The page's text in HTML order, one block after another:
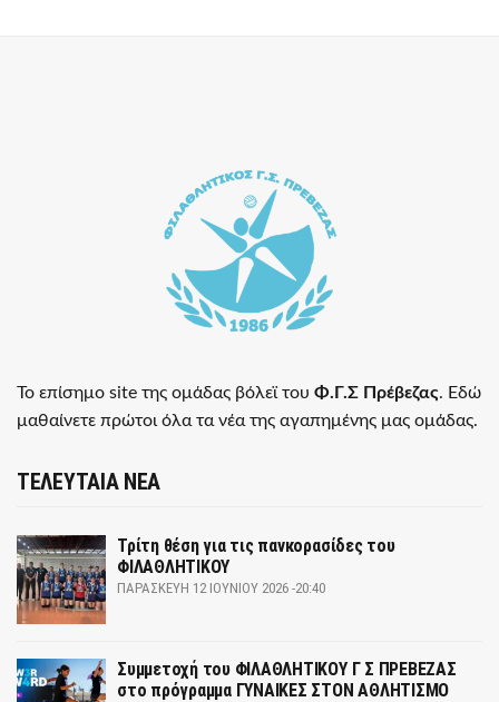
Το επίσημο site της ομάδας βόλεϊ του Φ.Γ.Σ Πρέβεζας. Εδώ
μαθαίνετε πρώτοι όλα τα νέα της αγαπημένης μας ομάδας.
ΤΕΛΕΥΤΑΙΑ ΝΕΑ
Τρίτη θέση για τις πανκορασίδες του
ΦΙΛΑΘΛΗΤΙΚΟΥ
ΠΑΡΑΣΚΕΥΉ 12 ΙΟΥΝΊΟΥ 2026 -20:40
Συμμετοχή του ΦΙΛΑΘΛΗΤΙΚΟΥ Γ Σ ΠΡΕΒΕΖΑΣ
στο πρόγραμμα ΓΥΝΑΙΚΕΣ ΣΤΟΝ ΑΘΛΗΤΙΣΜΟ